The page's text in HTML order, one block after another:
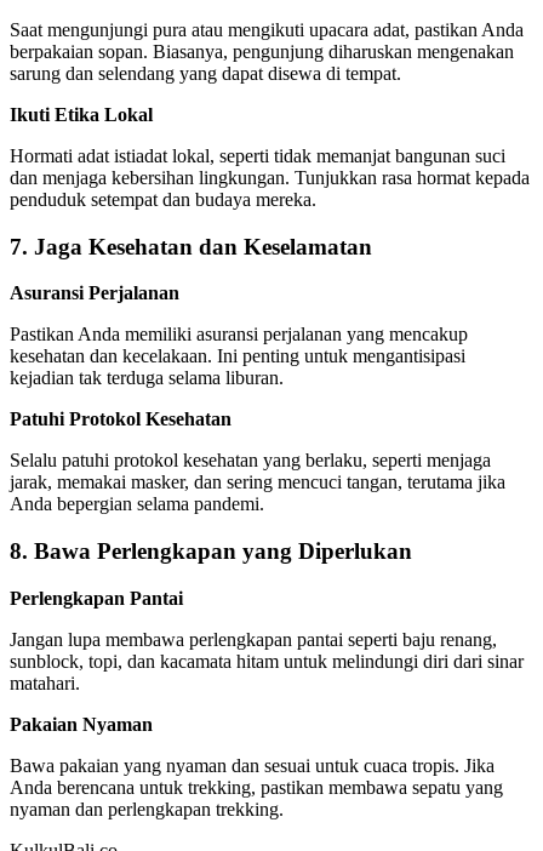
Saat mengunjungi pura atau mengikuti upacara adat, pastikan Anda
berpakaian sopan. Biasanya, pengunjung diharuskan mengenakan
sarung dan selendang yang dapat disewa di tempat.
Ikuti Etika Lokal
Hormati adat istiadat lokal, seperti tidak memanjat bangunan suci
dan menjaga kebersihan lingkungan. Tunjukkan rasa hormat kepada
penduduk setempat dan budaya mereka.
7. Jaga Kesehatan dan Keselamatan
Asuransi Perjalanan
Pastikan Anda memiliki asuransi perjalanan yang mencakup
kesehatan dan kecelakaan. Ini penting untuk mengantisipasi
kejadian tak terduga selama liburan.
Patuhi Protokol Kesehatan
Selalu patuhi protokol kesehatan yang berlaku, seperti menjaga
jarak, memakai masker, dan sering mencuci tangan, terutama jika
Anda bepergian selama pandemi.
8. Bawa Perlengkapan yang Diperlukan
Perlengkapan Pantai
Jangan lupa membawa perlengkapan pantai seperti baju renang,
sunblock, topi, dan kacamata hitam untuk melindungi diri dari sinar
matahari.
Pakaian Nyaman
Bawa pakaian yang nyaman dan sesuai untuk cuaca tropis. Jika
Anda berencana untuk trekking, pastikan membawa sepatu yang
nyaman dan perlengkapan trekking.